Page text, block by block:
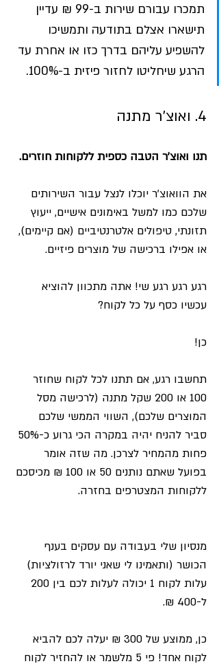
תמכרו עבורם שירות ב-99 ₪ עדיין
תישארו אצלם בתודעה ותמשיכו
להשפיע עליהם בדרך כזו או אחרת עד
הרגע שיחליטו לחזור פיזית ב-100%.
4. ואוצ'ר מתנה
תנו ואוצ'ר הטבה כספית ללקוחות חוזרים.
את הוואוצ'ר יוכלו לנצל עבור השירותים
שלכם כמו למשל באימונים אישיים, ייעוץ
תזונתי, טיפולים אלטרנטיביים (אם קיימים),
או אפילו ברכישה של מוצרים פיזיים.
רגע רגע רגע שי! אתה מתכוון להוציא
עכשיו כסף על כל לקוח?
כן!
תחשבו רגע, אם תתנו לכל לקוח שחוזר
100 או 200 שקל מתנה (לרכישה מסל
המוצרים שלכם), השווי הממשי שלכם
פחות מהמחיר לצרכן. מה שזה אומר
בפועל שאתם נותנים 50 או 100 ₪ מכיסכם
ללקוחות המצטרפים בחזרה.
מנסיון שלי בעבודה עם עסקים בענף
הכושר (ותאמינו לי שאני יורד לרזולציות)
ל-400 ₪.
כן, ממוצע של 300 ₪ יעלה לכם להביא
לקוח אחד! פי 5 מלשמר או להחזיר לקוח